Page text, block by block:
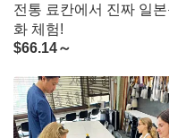
전통 료칸에서 진짜 일
화 체험!
$66.14～